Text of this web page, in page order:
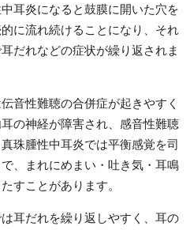
耳炎になると鼓膜に開いた穴を
に流れ続けることになり、それ
だれなどの症状が繰り返されま
音性難聴の合併症が起きやすく
の神経が障害され、感音性難聴
珠腫性中耳炎では平衡感覚を司
、まれにめまい・吐き気・耳鳴
すことがあります。
耳だれを繰り返しやすく、耳の